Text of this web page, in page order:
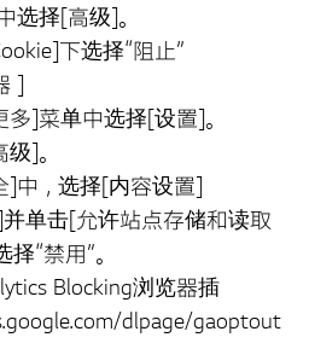
选择[高级]。
下选择“阻止”
]
]菜单中选择[设置]。
]。
中，选择[内容设置]
单击[允许站点存储和读取
“禁用”。
Blocking浏览器插
dlpage/gaoptout